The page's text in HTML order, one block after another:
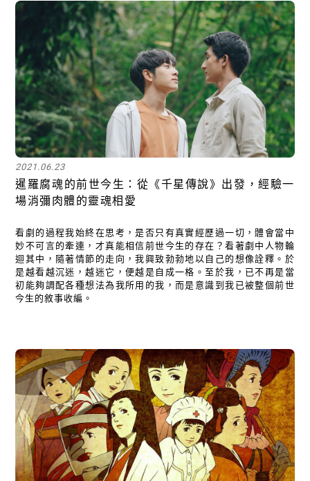
2021.06.23
暹羅腐魂的前世今生：從《千星傳說》出發，經驗一
場消彌肉體的靈魂相愛
看劇的過程我始終在思考，是否只有真實經歷過一切，體會當中
妙不可言的牽連，才真能相信前世今生的存在？看著劇中人物輪
迴其中，隨著情節的走向，我興致勃勃地以自己的想像詮釋。於
是越看越沉迷，越迷它，便越是自成一格。至於我，已不再是當
初能夠調配各種想法為我所用的我，而是意識到我已被整個前世
今生的敘事收編。